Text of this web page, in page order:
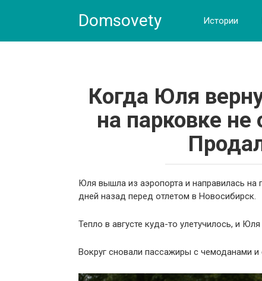
Domsovety Истории
Когда Юля
на парковке
Юля вышла из аэропорта и направилась на
дней назад перед отлетом в Новосибирск.
Тепло в августе куда-то улетучилось, и
Вокруг сновали пассажиры с чемоданами